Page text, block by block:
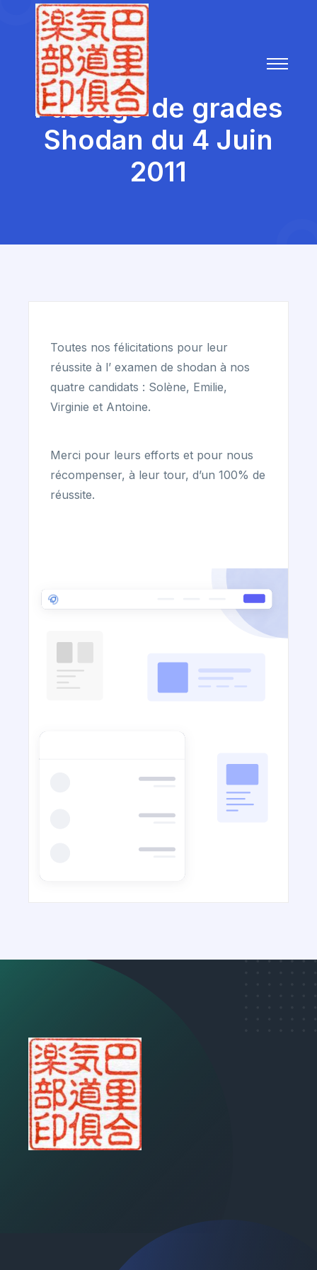
Passage de grades
Shodan du 4 Juin
2011
Toutes nos félicitations pour leur
réussite à l’ examen de shodan à nos
quatre candidats : Solène, Emilie,
Virginie et Antoine.
Merci pour leurs efforts et pour nous
récompenser, à leur tour, d’un 100% de
réussite.